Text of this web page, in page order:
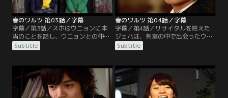
春のワルツ 第03話／字幕
字幕／第3話／スホはウニョンに本
当のことを話し、ウニョンとの仲を
取り戻したいと願う。しかし父親の
ジョンテは問題を起こし、島を出て
ウニョンのために父親を探すと島を
出ようとし、それを見たウニョンも
一緒に船に乗るが…。
Subtitle
春のワルツ 第04話／字幕
字幕／第4話／リサイタルを終えた
ジェハは、列車の中で出会ったウニ
ョンを待つ。しかしウニョンは出会
った時と違うジェハの姿にがっかり
はそんなウニョンを連れてパーティ
ー会場に行く。ジェハ、ウニョン、
フィリップ、イナ、4人が初めて集
まることになるが…。
Subtitle